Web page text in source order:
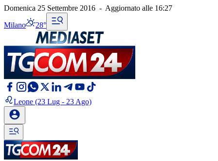
Domenica 25 Settembre 2016 - Aggiornato alle 16:27
Milano 28°
Leone (23 Lug - 23 Ago)